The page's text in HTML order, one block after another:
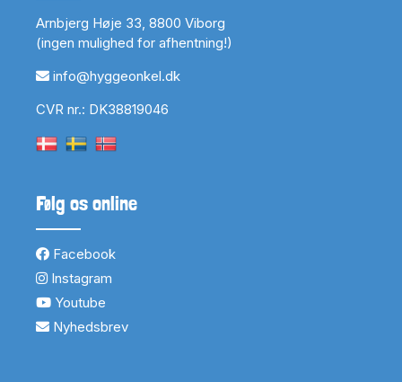
Arnbjerg Høje 33, 8800 Viborg
(ingen mulighed for afhentning!)
info@hyggeonkel.dk
CVR nr.: DK38819046
Følg os online
Facebook
Instagram
Youtube
Nyhedsbrev